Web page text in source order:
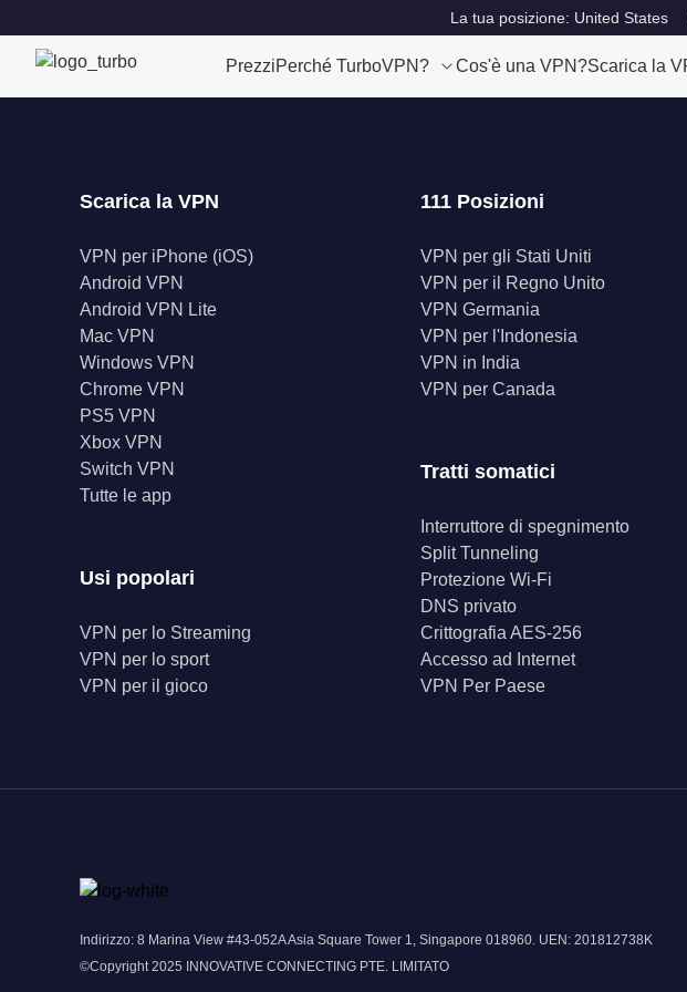
La tua posizione: United States
PrezziPerché TurboVPN? Cos'è una VPN?Scarica la
Scarica la VPN
VPN per iPhone (iOS)
Android VPN
Android VPN Lite
Mac VPN
Windows VPN
Chrome VPN
PS5 VPN
Xbox VPN
Switch VPN
Tutte le app
Usi popolari
VPN per lo Streaming
VPN per lo sport
VPN per il gioco
111 Posizioni
VPN per gli Stati Uniti
VPN per il Regno Unito
VPN Germania
VPN per l'Indonesia
VPN in India
VPN per Canada
Tratti somatici
Interruttore di spegnimento
Split Tunneling
Protezione Wi-Fi
DNS privato
Crittografia AES-256
Accesso ad Internet
VPN Per Paese
Indirizzo: 8 Marina View #43-052A Asia Square Tower 1, Singapore 018960. UEN: 201812738K
©Copyright 2025 INNOVATIVE CONNECTING PTE. LIMITATO